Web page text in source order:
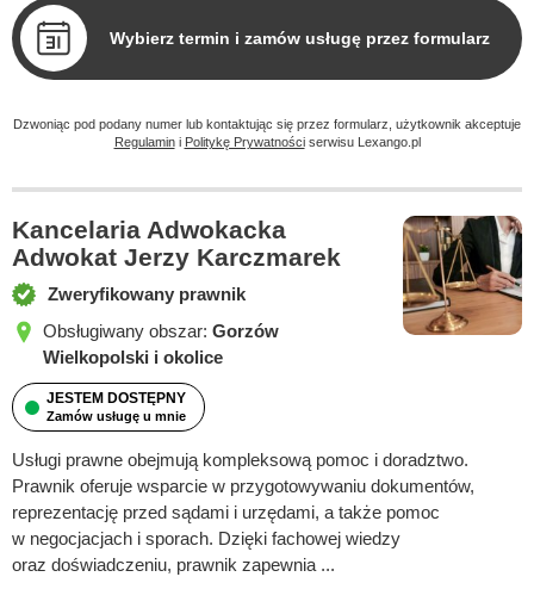
Wybierz termin i zamów usługę przez formularz
Dzwoniąc pod podany numer lub kontaktując się przez formularz, użytkownik akceptuje
Regulamini Politykę Prywatnościserwisu Lexango.pl
Kancelaria Adwokacka
Adwokat Jerzy Karczmarek
Zweryfikowany prawnik
Obsługiwany obszar: Gorzów
Wielkopolski i okolice
JESTEM DOSTĘPNY
Zamów usługę u mnie
Usługi prawne obejmują kompleksową pomoc i doradztwo.
Prawnik oferuje wsparcie w przygotowywaniu dokumentów,
reprezentację przed sądami i urzędami, a także pomoc
w negocjacjach i sporach. Dzięki fachowej wiedzy
oraz doświadczeniu, prawnik zapewnia ...